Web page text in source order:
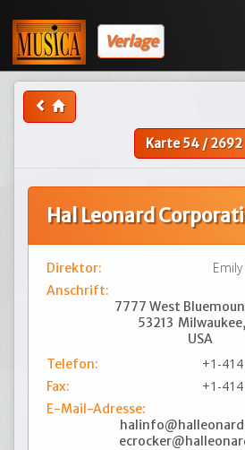
Verlage
Karte54/2692
Hal Leonard
Direktor:
Anschrift:
7777 West
53213
USA
Telefon:
+1-
Fax: +1-
E-Mail-Adresse: